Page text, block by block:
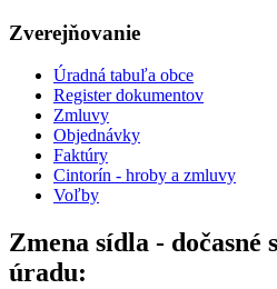
Zverejňovanie
Úradná tabuľa obce
Register dokumentov
Zmluvy
Objednávky
Faktúry
Cintorín - hroby a zmluvy
Voľby
Zmena sídla - dočasné
úradu: